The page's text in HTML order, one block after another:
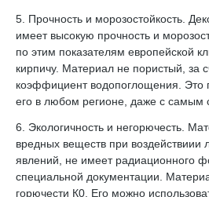
5. Прочность и морозостойкость.
имеет высокую прочность и
по этим показателям европейской
кирпичу. Материал не пористый, за
коэффициент водопоглощения. Это
его в любом регионе, даже с самым
6. Экологичность и негорючесть.
вредных веществ при
явлений, не имеет радиационного
специальной документации.
горючести К0. Его можно